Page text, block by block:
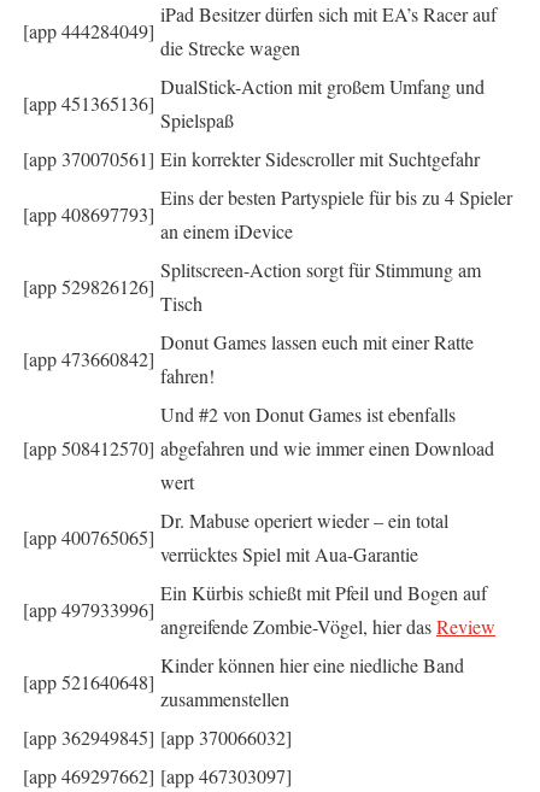
[app 444284049]
iPad Besitzer dürfen sich mit EA’s Racer auf
die Strecke wagen
[app 451365136]
DualStick-Action mit großem Umfang und
Spielspaß
[app 370070561] Ein korrekter Sidescroller mit Suchtgefahr
[app 408697793]
Eins der besten Partyspiele für bis zu 4 Spieler
an einem iDevice
[app 529826126]
Splitscreen-Action sorgt für Stimmung am
Tisch
[app 473660842]
Donut Games lassen euch mit einer Ratte
fahren!
[app 508412570]
Und #2 von Donut Games ist ebenfalls
abgefahren und wie immer einen Download
wert
[app 400765065]
Dr. Mabuse operiert wieder – ein total
verrücktes Spiel mit Aua-Garantie
[app 497933996]
Ein Kürbis schießt mit Pfeil und Bogen auf
angreifende Zombie-Vögel, hier dasReview
[app 521640648]
Kinder können hier eine niedliche Band
zusammenstellen
[app 362949845] [app 370066032]
[app 469297662] [app 467303097]